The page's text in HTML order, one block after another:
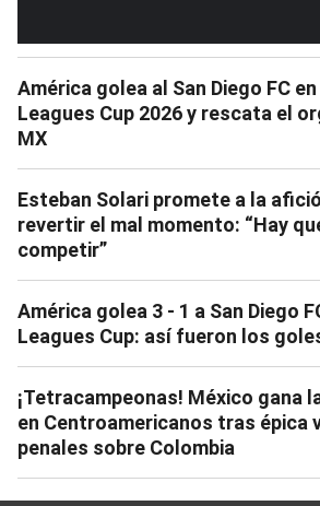
América golea al San Diego FC
Leagues Cup 2026 y rescata el
MX
Esteban Solari promete a la
revertir el mal momento: “Hay
competir”
América golea 3 - 1 a San Diego
Leagues Cup: así fueron los
¡Tetracampeonas! México gana
en Centroamericanos tras épica
penales sobre Colombia